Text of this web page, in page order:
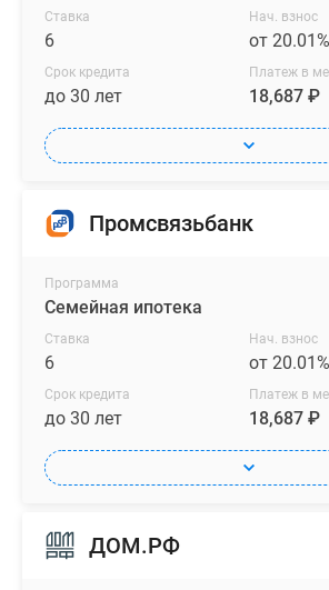
Ставка
6
Нач. взнос
от 20.01%
Срок кредита
до 30 лет
Платеж в
18,687 ₽
Промсвязьбанк
Программа
Семейная ипотека
Ставка
6
Нач. взнос
от 20.01%
Срок кредита
до 30 лет
Платеж в
18,687 ₽
ДОМ.РФ